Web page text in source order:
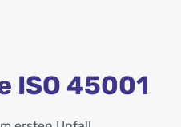
ISO 45001